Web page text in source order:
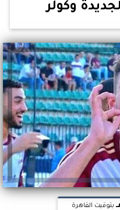
وكولر
بتوقيت القاهرة